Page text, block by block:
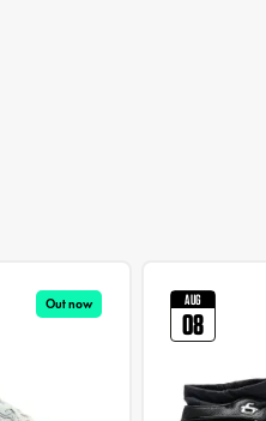
Out now AUG
08